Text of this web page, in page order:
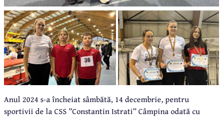
Anul 2024 s-a încheiat sâmbătă, 14 decembrie, pentru
sportivii de la CSS ”Constantin Istrati” Câmpina odată cu